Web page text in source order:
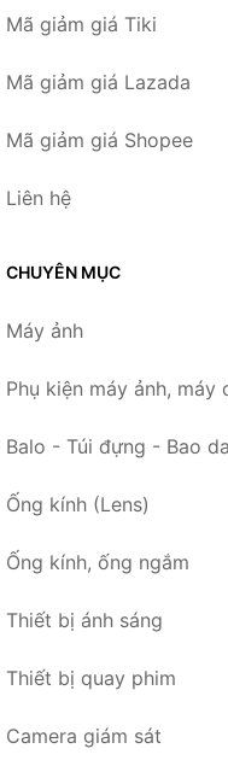
Mã giảm giá Tiki
Mã giảm giá Lazada
Mã giảm giá Shopee
Liên hệ
CHUYÊN MỤC
Máy ảnh
Phụ kiện máy ảnh, máy
Balo - Túi đựng - Bao da
Ống kính (Lens)
Ống kính, ống ngắm
Thiết bị ánh sáng
Thiết bị quay phim
Camera giám sát